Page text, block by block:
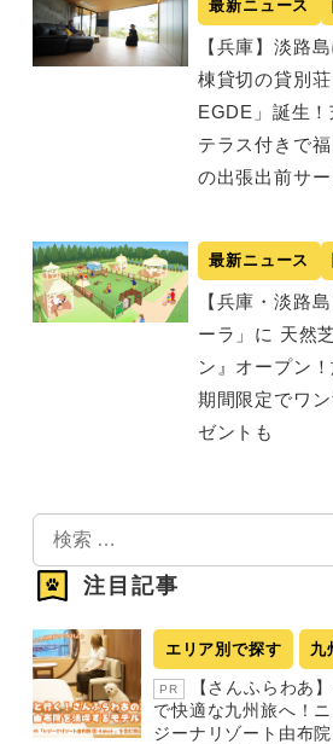
最新ニュース
【兵庫】淡路
棟貸切の貸別
EGDE」誕生
テラス付きで
の出張出前サ
最新ニュース
【兵庫・淡路
ーラ」に 天然
ン』オープン
期間限定でワ
ゼントも
索
注目記事
エリア別で探す 九
PR
【さんふらわあ
で快適な九州旅へ！
ジーナリゾート由布